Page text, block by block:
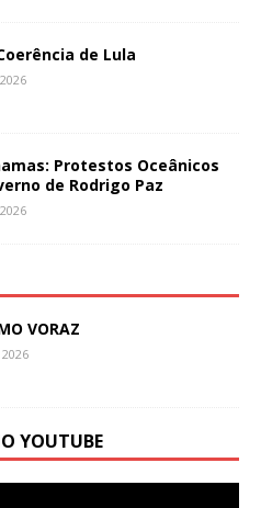
de Lula
Protestos Oceânicos
de Rodrigo Paz
VORAZ
YOUTUBE